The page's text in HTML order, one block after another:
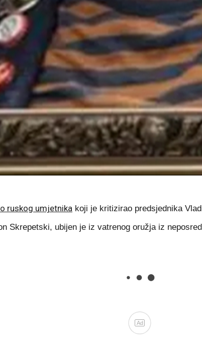
ruskog umjetnika koji je kritizirao predsjednika
Skrepetski, ubijen je iz vatrenog oružja iz
Ad